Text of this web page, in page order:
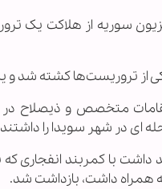
سوریه از هلاکت
از تروریست‌ها کشته شد
متخصص و ذیصلاح
ای در شهر سویدا را
داشت با کمربند انفجاری
همراه داشت، بازداشت شد.